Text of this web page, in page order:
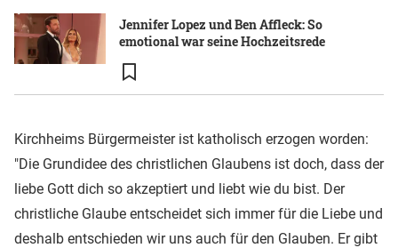
Jennifer Lopez und Ben Affleck: So
emotional war seine Hochzeitsrede
Kirchheims Bürgermeister ist katholisch erzogen worden:
"Die Grundidee des christlichen Glaubens ist doch, dass der
liebe Gott dich so akzeptiert und liebt wie du bist. Der
christliche Glaube entscheidet sich immer für die Liebe und
deshalb entschieden wir uns auch für den Glauben. Er gibt